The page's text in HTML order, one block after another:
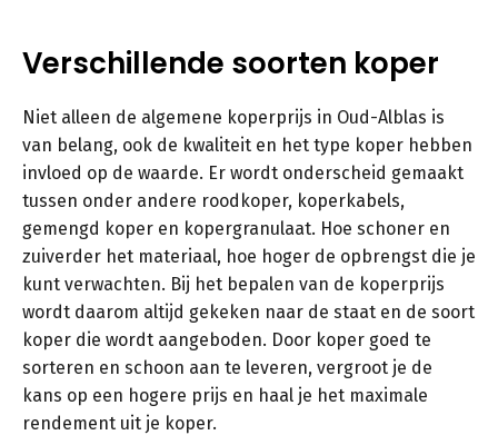
Verschillende soorten koper
Niet alleen de algemene koperprijs in Oud-Alblas is
van belang, ook de kwaliteit en het type koper hebben
invloed op de waarde. Er wordt onderscheid gemaakt
tussen onder andere roodkoper, koperkabels,
gemengd koper en kopergranulaat. Hoe schoner en
zuiverder het materiaal, hoe hoger de opbrengst die je
kunt verwachten. Bij het bepalen van de koperprijs
wordt daarom altijd gekeken naar de staat en de soort
koper die wordt aangeboden. Door koper goed te
sorteren en schoon aan te leveren, vergroot je de
kans op een hogere prijs en haal je het maximale
rendement uit je koper.